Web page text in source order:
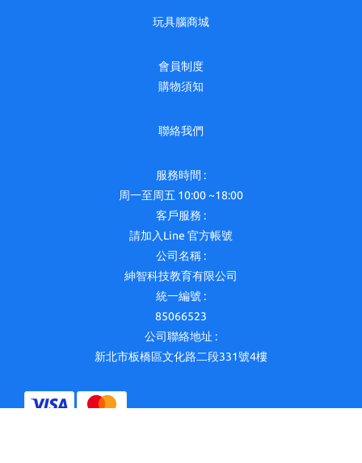
玩具腦商城
會員制度
購物須知
聯絡我們
服務時間 :
周一至周五 10:00 ~18:00
客戶服務 :
請加入Line 官方帳號
公司名稱 :
紳智科技教育有限公司
統一編號 :
85066523
公司聯絡地址 :
新北市板橋區文化路二段331號4樓